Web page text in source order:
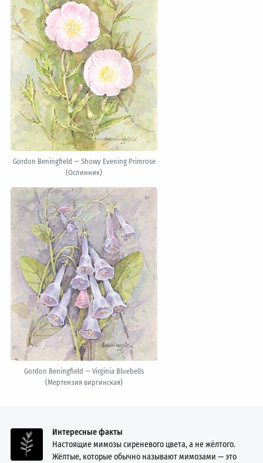
Gordon Beningfield — Showy Evening Primrose
(Ослинник)
Gordon Beningfield — Virginia Bluebells
(Мертензия виргинская)
Интересные факты
Настоящие мимозы сиреневого цвета, а не жёлтого.
Жёлтые, которые обычно называют мимозами — это